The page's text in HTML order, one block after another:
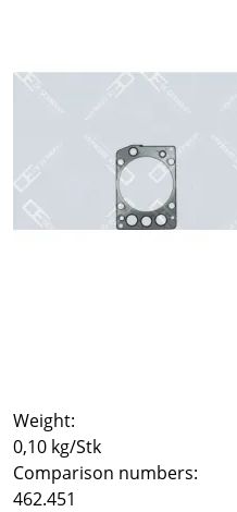
Weight:
0,10 kg/Stk
Comparison numbers:
462.451